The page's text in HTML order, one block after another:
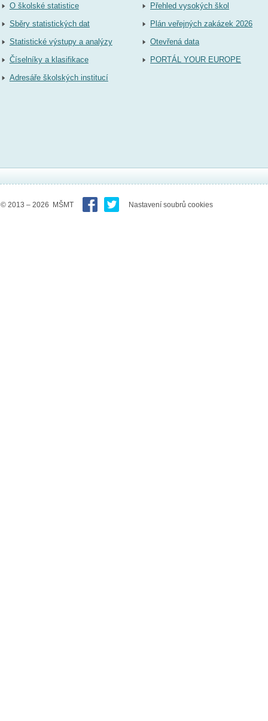
O školské statistice
Sběry statistických dat
Statistické výstupy a analýzy
Číselníky a klasifikace
Adresáře školských institucí
Přehled vysokých škol
Plán veřejných zakázek 2026
Otevřená data
PORTÁL YOUR EUROPE
© 2013 – 2026 MŠMT Nastavení soubrů cookies